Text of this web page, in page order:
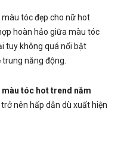
tóc đẹp cho nữ hot
hoàn hảo giữa màu tóc
tuy không quá nổi bật
năng động.
màu tóc hot trend năm
nên hấp dẫn dù xuất hiện